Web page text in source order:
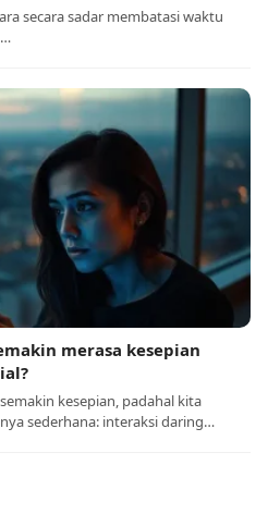
secara sadar membatasi waktu
merasa kesepian
kesepian, padahal kita
sederhana: interaksi daring…